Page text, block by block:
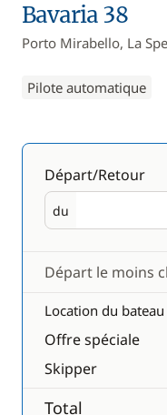
Bavaria 38
Porto Mirabello, La
Pilote automatique
Départ/Retour
du
Départ
Départ le moins
Location du bateau
Offre spéciale
Skipper
Total